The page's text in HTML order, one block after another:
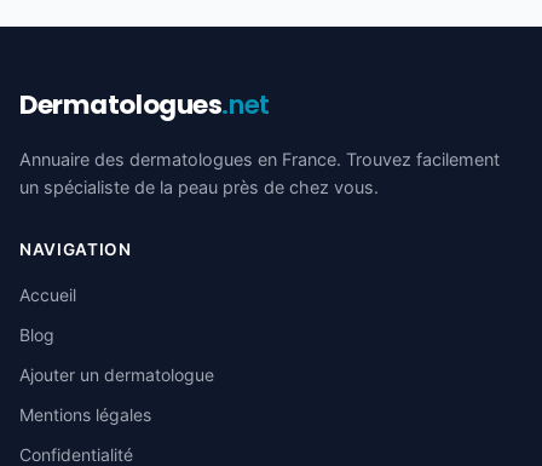
Dermatologues.net
Annuaire des dermatologues en France. Trouvez facilement
un spécialiste de la peau près de chez vous.
NAVIGATION
Accueil
Blog
Ajouter un dermatologue
Mentions légales
Confidentialité